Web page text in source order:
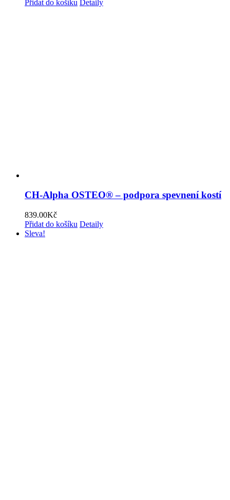
Přidat do košíku Detaily
CH-Alpha OSTEO® – podpora spevnení kostí
839.00Kč
Přidat do košíku Detaily
Sleva!